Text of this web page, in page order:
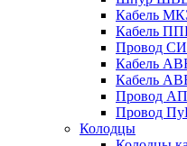
Кабель
Кабель
Провод
Кабель
Кабель
Провод
Провод
Колодцы